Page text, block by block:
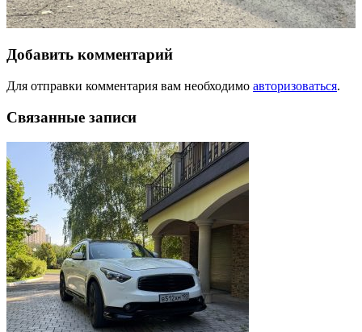
Добавить комментарий
Для отправки комментария вам необходимо авторизоваться.
Связанные записи